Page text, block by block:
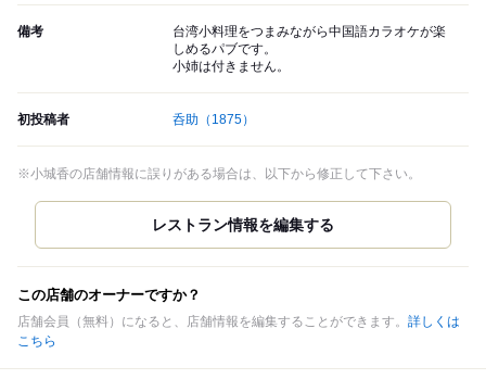
備考
台湾小料理をつまみながら中国語カラオケが楽
しめるパブです。
小姉は付きません。
初投稿者 呑助 （1875）
※小城香の店舗情報に誤りがある場合は、以下から修正して下さい。
この店舗のオーナーですか？
店舗会員（無料）になると、店舗情報を編集することができます。 詳しくは
こちら